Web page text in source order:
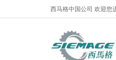
西马格中国公司 欢迎您